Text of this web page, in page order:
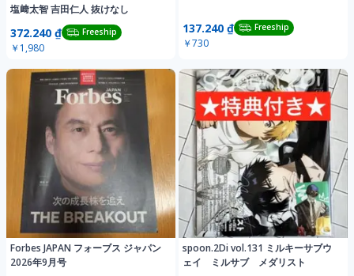
塩﨑太智 吉田仁人 抜けなし
372.240 ₫ Freeship
￥1,980
137.240 ₫ Freeship
￥730
Forbes JAPAN フォーブス ジャパン
2026年9月号
spoon.2Di vol.131 ミルキーサブウ
ェイ ミルサブ メダリスト